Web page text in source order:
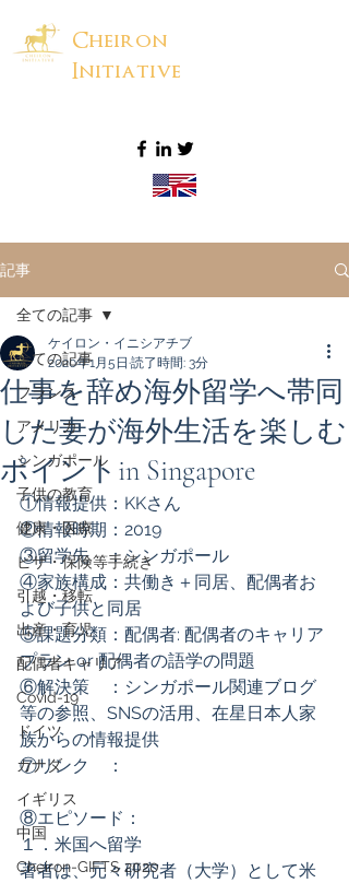
Cheiron
Initiative
記事
全ての記事
フランス
アメリカ
シンガポール
子供の教育
健康・医療
ビザ・保険等手続き
引越・移転
出産・育児
配偶者キャリア
Covid-19
ドイツ
カナダ
イギリス
中国
Cheiron-GIFTS 2020
全ての記事
仕事を辞め海外留学へ帯同
した妻が海外生活を楽しむ
ポイントin Singapore
ケイロン・イニシアチブ
2020年1月5日 読了時間: 3分
①情報提供：KKさん
②情報時期：2019
③留学先　：シンガポール
④家族構成：共働き＋同居、配偶者お
よび子供と同居
⑤課題分類：配偶者: 配偶者のキャリア
プラン or 配偶者の語学の問題
⑥解決策　：シンガポール関連ブログ
等の参照、SNSの活用、在星日本人家
族からの情報提供
⑦リンク　：
⑧エピソード：
１．米国へ留学
著者は、元々研究者（大学）として米